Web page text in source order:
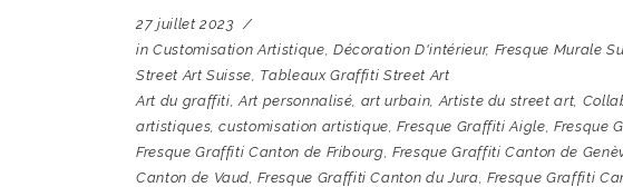
27 juillet 2023
in Customisation Artistique Décoration D'intérieur, Fresque Murale
Street Art Suisse Tableaux Graffiti Street Art
Art du graffiti ,Art personnalisé art urbain Artiste du street art
artistiques ,customisation artistique ,Fresque Graffiti Aigle ,Fresque
Fresque Graffiti Canton de Fribourg ,Fresque Graffiti Canton de
Canton de Vaud ,Fresque Graffiti Canton du Jura Fresque Graffiti